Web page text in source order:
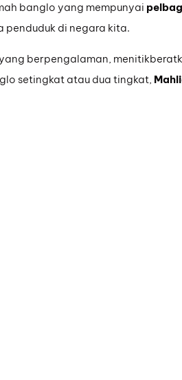
banglo yang mempunyai
di negara kita.
berpengalaman,
setingkat atau dua tingkat,